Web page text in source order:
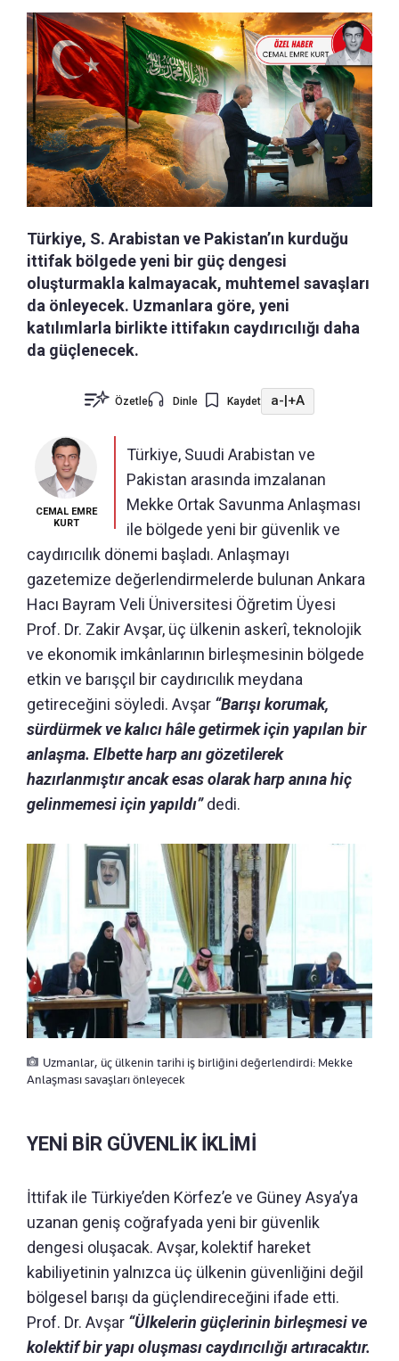
Türkiye, S. Arabistan ve Pakistan’ın kurduğu
ittifak bölgede yeni bir güç dengesi
oluşturmakla kalmayacak, muhtemel savaşları
da önleyecek. Uzmanlara göre, yeni
katılımlarla birlikte ittifakın caydırıcılığı daha
da güçlenecek.
Özetle Dinle Kaydet a- +A
CEMAL EMRE
KURT
Türkiye, Suudi Arabistan ve
Pakistan arasında imzalanan
Mekke Ortak Savunma Anlaşması
ile bölgede yeni bir güvenlik ve
caydırıcılık dönemi başladı. Anlaşmayı
gazetemize değerlendirmelerde bulunan Ankara
Hacı Bayram Veli Üniversitesi Öğretim Üyesi
Prof. Dr. Zakir Avşar, üç ülkenin askerî, teknolojik
ve ekonomik imkânlarının birleşmesinin bölgede
etkin ve barışçıl bir caydırıcılık meydana
getireceğini söyledi. Avşar “Barışı korumak,
sürdürmek ve kalıcı hâle getirmek için yapılan bir
anlaşma. Elbette harp anı gözetilerek
hazırlanmıştır ancak esas olarak harp anına hiç
gelinmemesi için yapıldı”dedi.
Uzmanlar, üç ülkenin tarihi iş birliğini değerlendirdi: Mekke
Anlaşması savaşları önleyecek
YENİ BİR GÜVENLİK İKLİMİ
İttifak ile Türkiye’den Körfez’e ve Güney Asya’ya
uzanan geniş coğrafyada yeni bir güvenlik
dengesi oluşacak. Avşar, kolektif hareket
kabiliyetinin yalnızca üç ülkenin güvenliğini değil
bölgesel barışı da güçlendireceğini ifade etti.
Prof. Dr. Avşar “Ülkelerin güçlerinin birleşmesi ve
kolektif bir yapı oluşması caydırıcılığı artıracaktır.